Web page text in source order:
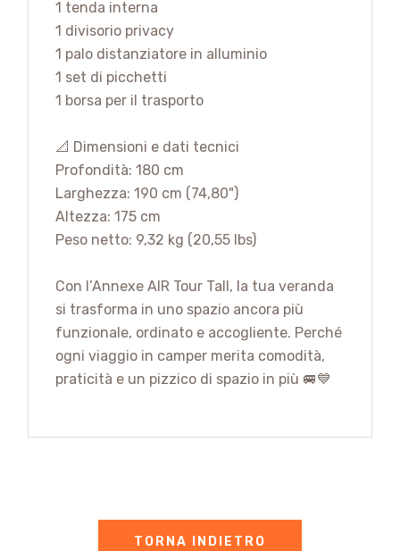
1 tenda interna
1 divisorio privacy
1 palo distanziatore in alluminio
1 set di picchetti
1 borsa per il trasporto
📐 Dimensioni e dati tecnici
Profondità: 180 cm
Larghezza: 190 cm (74,80")
Altezza: 175 cm
Peso netto: 9,32 kg (20,55 lbs)
Con l’Annexe AIR Tour Tall, la tua veranda
si trasforma in uno spazio ancora più
funzionale, ordinato e accogliente. Perché
ogni viaggio in camper merita comodità,
praticità e un pizzico di spazio in più 🚐💙
TORNA INDIETRO